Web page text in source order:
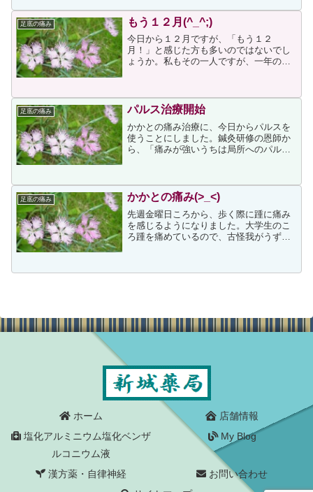
め、何とか緩和できないかと模索中で
す。焦ってもしかたがないのは...
足底の痛み もう１２月(^_^;)
今日から１２月ですが、「もう１２
月！」と感じた方も多いのではないでし
ょうか。私もその一人ですが、一年の経
外科のDrに言われたのですが、骨粗鬆症
であっても炎症は足底腱膜炎...
足底の痛み パルス治療開始
かかとの痛み治療に、今日からパルスを
使うことにしました。鍼灸研修の恩師か
ら、「痛みが強いうちは局所へのパルス
療を控えていたのです。痛みが出たのが
１１月１６日からですから...
足底の痛み かかとの痛み(>_<)
先週金曜日ころから、歩く際に踵に痛み
を感じるようになりました。大学生のこ
ろ踵を痛めているので、古怪我がうずき
ホーム
店舗情報
塩化アルミニウム塩化ベンザ
ルコニウム液
My Blog
漢方薬・自律神経
お問い合わせ